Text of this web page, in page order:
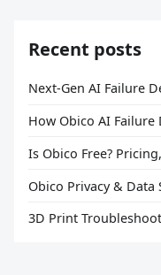
Recent posts
Next-Gen AI Failure
How Obico AI
Is Obico Free?
Obico Privacy & Data